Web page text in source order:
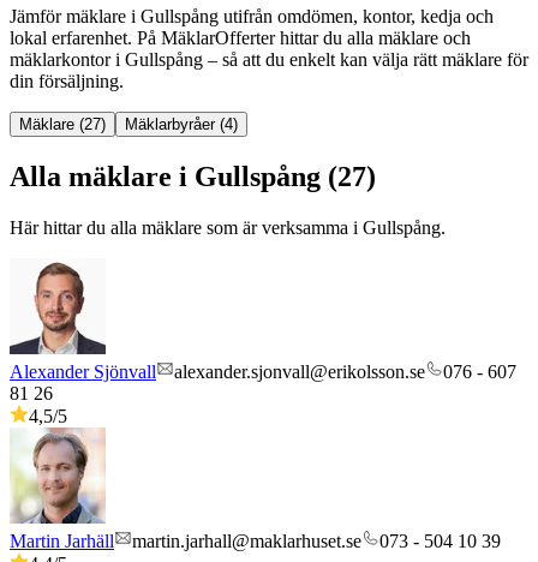
Jämför mäklare i Gullspång utifrån omdömen, kontor, kedja och
lokal erfarenhet. På MäklarOfferter hittar du alla mäklare och
mäklarkontori Gullspång – så att du enkelt kan välja rätt mäklare för
din försäljning.
Mäklare (27) Mäklarbyråer (4)
Alla mäklare i Gullspång (27)
Här hittar du alla mäklare som är verksamma i Gullspång.
Alexander Sjönvall alexander.sjonvall@erikolsson.se
076 - 607
81 26
4,5/5
Martin Jarhäll martin.jarhall@maklarhuset.se
073 - 504 10 39